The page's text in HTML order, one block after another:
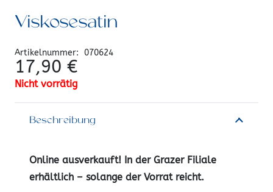
Viskosesatin
Artikelnummer: 070624
17,90 €
Nicht vorrätig
Beschreibung
Online ausverkauft! In der Grazer Filiale
erhältlich – solange der Vorrat reicht.